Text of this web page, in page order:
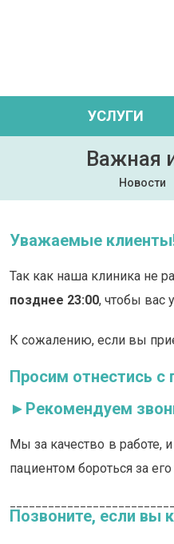
УСЛУГИ
Важная
Новости
Уважаемые
Так как наша клиника не
позднее 23:00, чтобы вас
К сожалению, если вы
Просим отнестись с
► Рекомендуем
Мы за качество в работе,
пациентом бороться за
Позвоните, если вы